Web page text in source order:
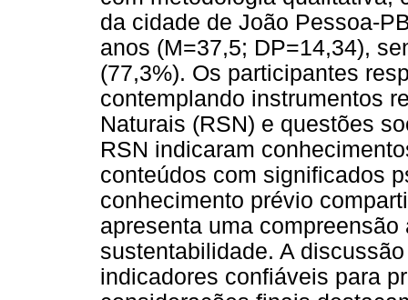
da cidade de João Pessoa-
anos (M=37,5; DP=14,34),
(77,3%). Os participantes
contemplando instrumentos
Naturais (RSN) e questões
RSN indicaram
conteúdos com significados
conhecimento prévio
apresenta uma
sustentabilidade. A
indicadores confiáveis para